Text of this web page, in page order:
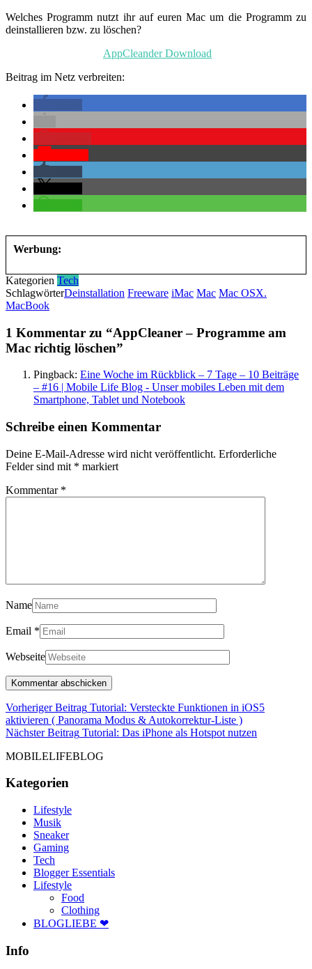
Welches Programm nutzt ihr auf euren Mac um die Programm zu
deinstallieren bzw. zu löschen?
AppCleander Download
Beitrag im Netz verbreiten:
Werbung:
Kategorien Tech
SchlagwörterDeinstallation Freeware iMac Mac Mac OSX.
MacBook
1 Kommentar zu “AppCleaner – Programme am
Mac richtig löschen”
Pingback: Eine Woche im Rückblick – 7 Tage – 10 Beiträge
– #16 | Mobile Life Blog - Unser mobiles Leben mit dem
Smartphone, Tablet und Notebook
Schreibe einen Kommentar
Deine E-Mail-Adresse wird nicht veröffentlicht. Erforderliche
Felder sind mit * markiert
Kommentar *
Name
Email *
Webseite
Beitragsnavigation
Vorheriger Beitrag Tutorial: Versteckte Funktionen in iOS5
aktivieren ( Panorama Modus & Autokorrektur-Liste )Vorheriger
Beitrag
Nächster Beitrag Tutorial: Das iPhone als Hotspot nutzen
MOBILELIFEBLOG
Kategorien
Lifestyle
Musik
Sneaker
Gaming
Tech
Blogger Essentials
Lifestyle
Food
Clothing
BLOGLIEBE ❤
Info